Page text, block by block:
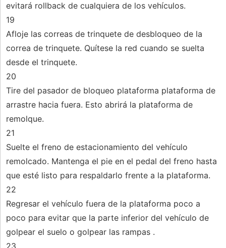
evitará rollback de cualquiera de los vehículos.
19
Afloje las correas de trinquete de desbloqueo de la
correa de trinquete. Quítese la red cuando se suelta
desde el trinquete.
20
Tire del pasador de bloqueo plataforma plataforma de
arrastre hacia fuera. Esto abrirá la plataforma de
remolque.
21
Suelte el freno de estacionamiento del vehículo
remolcado. Mantenga el pie en el pedal del freno hasta
que esté listo para respaldarlo frente a la plataforma.
22
Regresar el vehículo fuera de la plataforma poco a
poco para evitar que la parte inferior del vehículo de
golpear el suelo o golpear las rampas .
23